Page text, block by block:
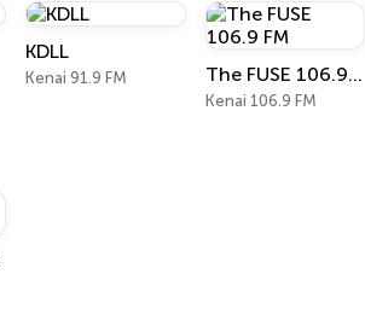
KDLL
Kenai 91.9 FM The FUSE 106.9 FM
Kenai 106.9 FM